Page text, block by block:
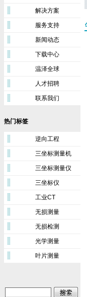
解决方案
服务支持
新闻动态
下载中心
温泽全球
人才招聘
联系我们
热门标签
逆向工程
三坐标测量机
三坐标测量仪
三坐标仪
工业CT
无损测量
无损检测
光学测量
叶片测量